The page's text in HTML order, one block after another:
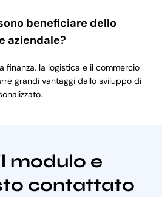
beneficiare dello
aziendale?
finanza, la logistica e il commercio
grandi vantaggi dallo sviluppo di
modulo e
contattato